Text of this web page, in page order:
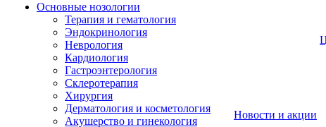
Основные нозологии
Терапия и гематология
Эндокринология
Неврология
Кардиология
Гастроэнтерология
Склеротерапия
Хирургия
Дерматология и косметология
Акушерство и гинекология
Новости и акции